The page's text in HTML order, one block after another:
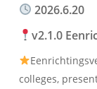
2026.6.20
v2.1.0
colleges,